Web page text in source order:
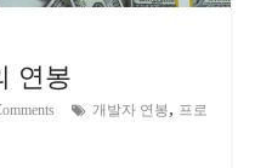
연봉
개발자 연봉, 프로